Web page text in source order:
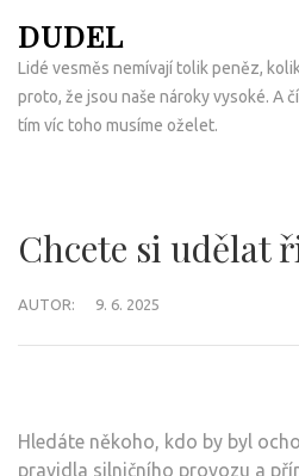
na
obsah
(Enter)
DUDEL
Lidé vesměs nemívají tolik peněz,
proto, že jsou naše nároky vysoké. A
tím víc toho musíme oželet.
Chcete si udělat
AUTOR: 9. 6. 2025
Hledáte někoho, kdo by byl
pravidla silničního provozu a